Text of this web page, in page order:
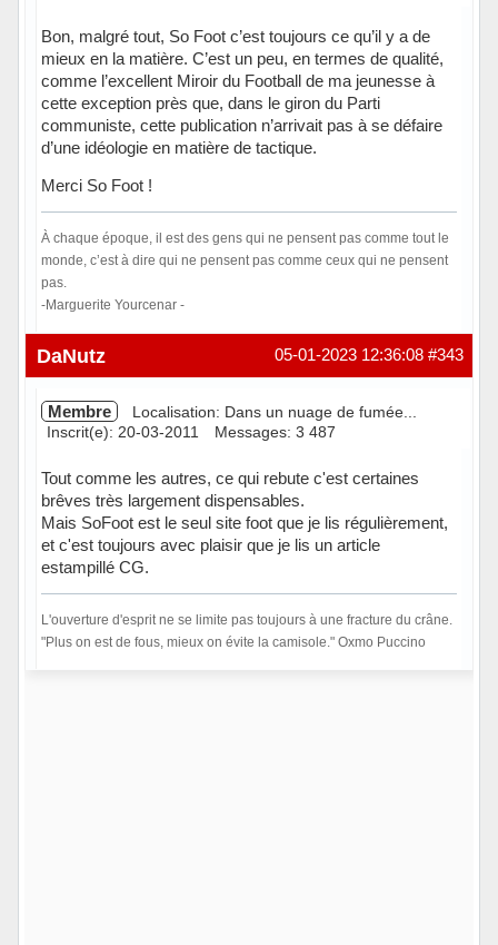
Bon, malgré tout, So Foot c’est toujours ce qu’il y a de
mieux en la matière. C’est un peu, en termes de qualité,
comme l’excellent Miroir du Football de ma jeunesse à
cette exception près que, dans le giron du Parti
communiste, cette publication n’arrivait pas à se défaire
d’une idéologie en matière de tactique.
Merci So Foot !
À chaque époque, il est des gens qui ne pensent pas comme tout le
monde, c’est à dire qui ne pensent pas comme ceux qui ne pensent
pas.
-Marguerite Yourcenar -
Hors ligne #343
05-01-2023 12:36:08
DaNutz
Membre
Localisation: Dans un nuage de fumée...
Inscrit(e): 20-03-2011
Messages: 3 487
Tout comme les autres, ce qui rebute c'est certaines
brêves très largement dispensables.
Mais SoFoot est le seul site foot que je lis régulièrement,
et c'est toujours avec plaisir que je lis un article
estampillé CG.
L'ouverture d'esprit ne se limite pas toujours à une fracture du crâne.
"Plus on est de fous, mieux on évite la camisole." Oxmo Puccino